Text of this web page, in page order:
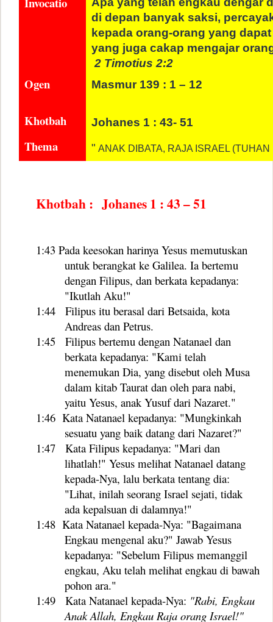
di depan banyak saksi,
kepada orang-orang yang
yang juga cakap mengajar
2 Timotius 2:2
Ogen Masmur 139 : 1 – 12
Khotbah Johanes 1 : 43- 51
Thema " ANAK DIBATA, RAJA ISRAEL
Khotbah : Johanes 1 : 43 – 51
1:43 Pada keesokan harinya Yesus memutuskan
untuk berangkat ke Galilea. Ia bertemu
dengan Filipus, dan berkata kepadanya:
"Ikutlah Aku!"
1:44
Filipus itu berasal dari Betsaida, kota
Andreas dan Petrus.
1:45
Filipus bertemu dengan Natanael dan
berkata kepadanya: "Kami telah
menemukan Dia, yang disebut oleh Musa
dalam kitab Taurat dan oleh para nabi,
yaitu Yesus, anak Yusuf dari Nazaret."
1:46 Kata Natanael kepadanya: "Mungkinkah
sesuatu yang baik datang dari Nazaret?"
1:47
Kata Filipus kepadanya: "Mari dan
lihatlah!" Yesus melihat Natanael datang
kepada-Nya, lalu berkata tentang dia:
"Lihat, inilah seorang Israel sejati, tidak
ada kepalsuan di dalamnya!"
1:48 Kata Natanael kepada-Nya: "Bagaimana
Engkau mengenal aku?" Jawab Yesus
kepadanya: "Sebelum Filipus memanggil
engkau, Aku telah melihat engkau di bawah
pohon ara."
1:49
Kata Natanael kepada-Nya: "Rabi, Engkau
Anak Allah, Engkau Raja orang Israel!"